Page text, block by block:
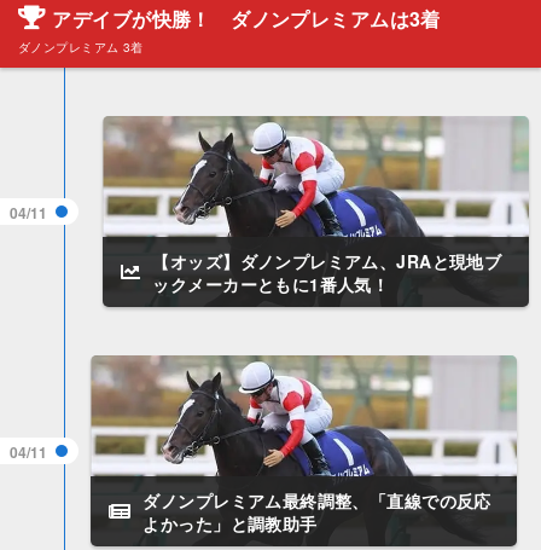
アデイブが快勝！ ダノンプレミアムは3着
ダノンプレミアム 3着
04/11
【オッズ】ダノンプレミアム、JRAと現地ブ
ックメーカーともに1番人気！
04/11
ダノンプレミアム最終調整、「直線での反応
よかった」と調教助手